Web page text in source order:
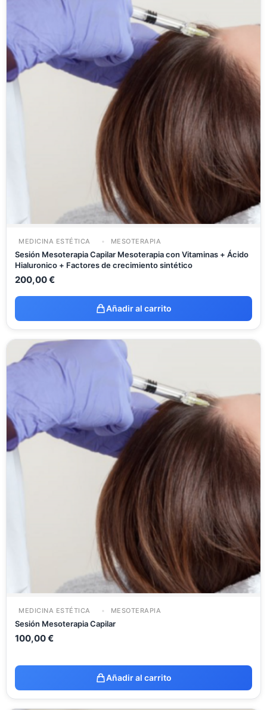
MEDICINA ESTÉTICA MESOTERAPIA
Sesión Mesoterapia Capilar Mesoterapia con Vitaminas + Ácido
Hialuronico + Factores de crecimiento sintético
200,00€
Añadir al carrito
MEDICINA ESTÉTICA MESOTERAPIA
Sesión Mesoterapia Capilar
100,00€
Añadir al carrito